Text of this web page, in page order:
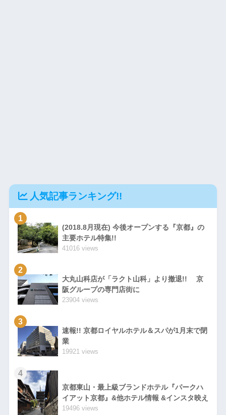
人気記事ランキング!!
1
(2018.8月現在) 今後オープンする『京都』の
主要ホテル特集!!
41016 views
2
大丸山科店が「ラクト山科」より撤退!! 京
阪グループの専門店街に
23904 views
3
速報!! 京都ロイヤルホテル＆スパが1月末で閉
業
19921 views
4
京都東山・最上級ブランドホテル『パークハ
イアット京都』&他ホテル情報 &インスタ映え
19496 views